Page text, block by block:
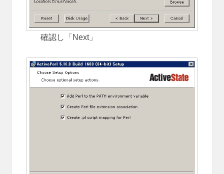
確認し「Next」